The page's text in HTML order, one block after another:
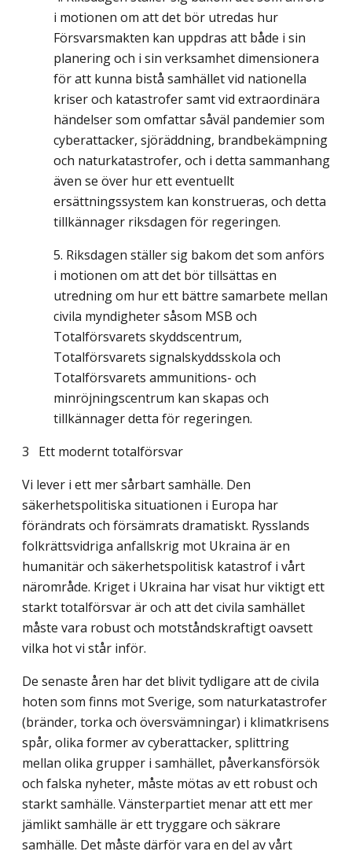
i motionen om att det bör utredas hur
Försvarsmakten kan uppdras att både i sin
planering och i sin verksamhet dimensionera
för att kunna bistå samhället vid nationella
kriser och katastrofer samt vid extraordinära
händelser som omfattar såväl pandemier som
cyberattacker, sjöräddning, brandbekämpning
och naturkatastrofer, och i detta sammanhang
även se över hur ett eventuellt
ersättningssystem kan konstrueras, och detta
tillkännager riksdagen för regeringen.
Riksdagen ställer sig bakom det som anförs
i motionen om att det bör tillsättas en
utredning om hur ett bättre samarbete mellan
civila myndigheter såsom MSB och
Totalförsvarets skyddscentrum,
Totalförsvarets signalskyddsskola och
Totalförsvarets ammunitions- och
minröjningscentrum kan skapas och
tillkännager detta för regeringen.
3 Ett modernt totalförsvar
Vi lever i ett mer sårbart samhälle. Den
säkerhetspolitiska situationen i Europa har
förändrats och försämrats dramatiskt. Rysslands
folkrättsvidriga anfallskrig mot Ukraina är en
humanitär och säkerhetspolitisk katastrof i vårt
närområde. Kriget i Ukraina har visat hur viktigt ett
starkt totalförsvar är och att det civila samhället
måste vara robust och motståndskraftigt oavsett
vilka hot vi står inför.
De senaste åren har det blivit tydligare att de civila
hoten som finns mot Sverige, som naturkatastrofer
(bränder, torka och översvämningar) i klimatkrisens
spår, olika former av cyberattacker, splittring
mellan olika grupper i samhället, påverkansförsök
och falska nyheter, måste mötas av ett robust och
starkt samhälle. Vänsterpartiet menar att ett mer
jämlikt samhälle är ett tryggare och säkrare
samhälle. Det måste därför vara en del av vårt